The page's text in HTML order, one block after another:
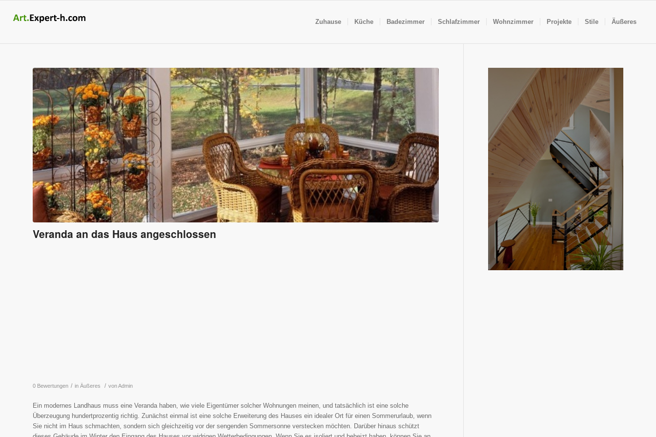
Zuhause Küche Badezimmer Schlafzimmer Wohnzimmer Projekte Stile Äußeres
Veranda an das Haus angeschlossen
0 Bewertungen / in Äußeres / vonAdmin
Ein modernes Landhaus muss eine Veranda haben, wie viele Eigentümer solcher Wohnungen meinen, und tatsächlich ist eine solche
Überzeugung hundertprozentig richtig. Zunächst einmal ist eine solche Erweiterung des Hauses ein idealer Ort für einen Sommerurlaub, wenn
Sie nicht im Haus schmachten, sondern sich gleichzeitig vor der sengenden Sommersonne verstecken möchten. Darüber hinaus schützt